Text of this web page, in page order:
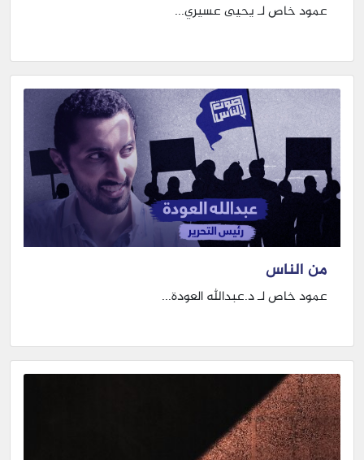
عمود خاص لـ يحيى عسيري...
من الناس
عمود خاص لـ د.عبدالله العودة...